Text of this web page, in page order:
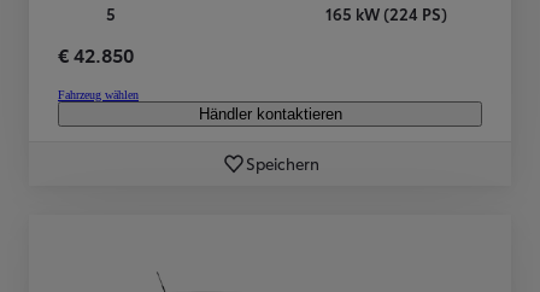
5
165 kW (224 PS)
€ 42.850
Fahrzeug wählen
Händler kontaktieren
Speichern